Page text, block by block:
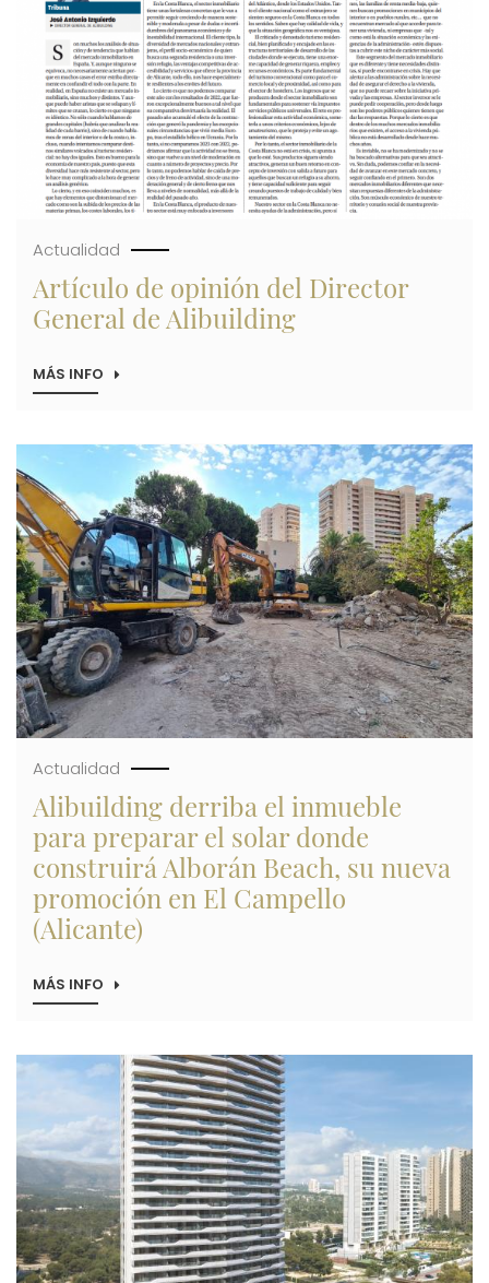
SUS
PROMOCIONES
DE
LA
COSTA
BLANCA
Actualidad
Artículo de opinión del Director
General de Alibuilding
MÁS INFO SOBRE
DEL
DIRECTOR
GENERAL
DE
ALIBUILDING
Imagen
Actualidad
Alibuilding derriba el inmueble
para preparar el solar donde
construirá Alborán Beach, su nueva
promoción en El Campello
(Alicante)
MÁS INFO SOBRE
INMUEBLE
PARA
PREPARAR
SOLAR
DONDE
CONSTRUIRÁ
ALBORÁN
BEACH,
SU
NUEVA
PROMOCIÓN
EN
Imagen